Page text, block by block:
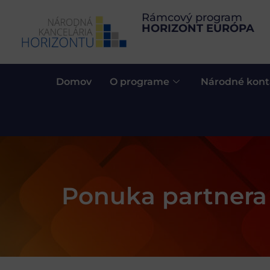
Rámcový program
HORIZONT EURÓPA
Domov O programe Národné
Ponuka